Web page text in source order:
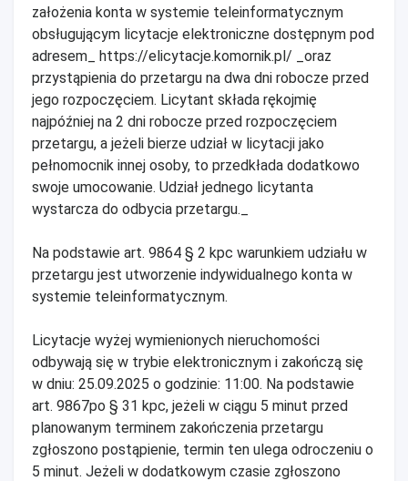
założenia konta w systemie teleinformatycznym
obsługującym licytacje elektroniczne dostępnym pod
adresem_ https://elicytacje.komornik.pl/ _oraz
przystąpienia do przetargu na dwa dni robocze przed
jego rozpoczęciem. Licytant składa rękojmię
najpóźniej na 2 dni robocze przed rozpoczęciem
przetargu, a jeżeli bierze udział w licytacji jako
pełnomocnik innej osoby, to przedkłada dodatkowo
swoje umocowanie. Udział jednego licytanta
wystarcza do odbycia przetargu._
Na podstawie art. 9864 § 2 kpc warunkiem udziału w
przetargu jest utworzenie indywidualnego konta w
systemie teleinformatycznym.
Licytacje wyżej wymienionych nieruchomości
odbywają się w trybie elektronicznym i zakończą się
w dniu: 25.09.2025 o godzinie: 11:00. Na podstawie
art. 9867po § 31 kpc, jeżeli w ciągu 5 minut przed
planowanym terminem zakończenia przetargu
zgłoszono postąpienie, termin ten ulega odroczeniu o
5 minut. Jeżeli w dodatkowym czasie zgłoszono